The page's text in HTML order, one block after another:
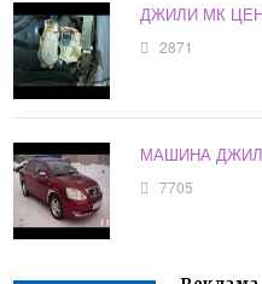
ДЖИЛИ МК
2871
МАШИНА
7705